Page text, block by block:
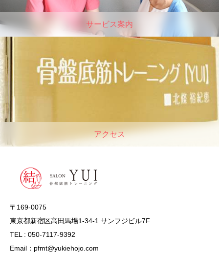
サービス案内
アクセス
〒169-0075
東京都新宿区高田馬場1-34-1 サンフジビル7F
TEL : 050-7117-9392
Email：pfmt@yukiehojo.com